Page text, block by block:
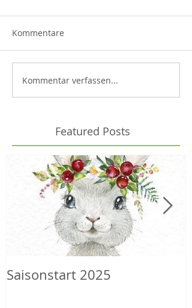
Kommentare
Kommentar verfassen...
Featured Posts
Saisonstart 2025